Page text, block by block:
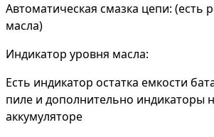
Автоматическая смазка цепи: (есть
масла)
Индикатор уровня масла:
Есть индикатор остатка емкости
пиле и дополнительно индикаторы
аккумуляторе